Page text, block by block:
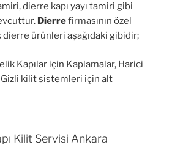
dierre kapı yayı tamiri gibi
Dierrefirmasının özel
ürünleri aşağıdaki gibidir;
Kapılar için Kaplamalar, Harici
Gizli kilit sistemleri için alt
Kilit Servisi Ankara